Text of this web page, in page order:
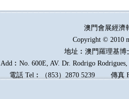
澳門會展經
Copyright © 2010
地址︰澳門羅理基博
Add︰No. 600E, AV. Dr. Rodrigo
電話 Tel︰（853）2870 5239傳真